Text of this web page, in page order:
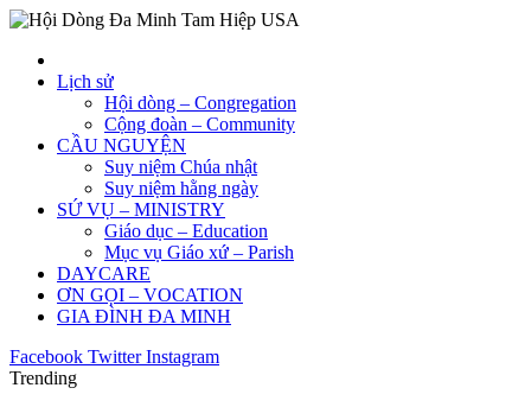
Lịch sử
Hội dòng – Congregation
Cộng đoàn – Community
CẦU NGUYỆN
Suy niệm Chúa nhật
Suy niệm hằng ngày
SỨ VỤ – MINISTRY
Giáo dục – Education
Mục vụ Giáo xứ – Parish
DAYCARE
ƠN GỌI – VOCATION
GIA ĐÌNH ĐA MINH
Facebook Twitter Instagram
Trending